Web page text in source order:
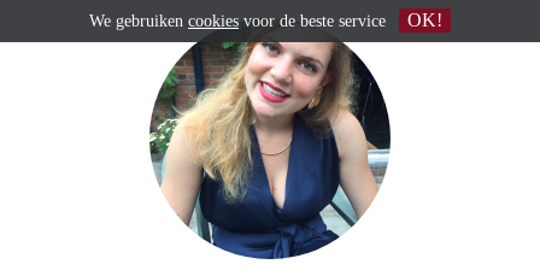
We gebruiken cookies voor de beste service OK!